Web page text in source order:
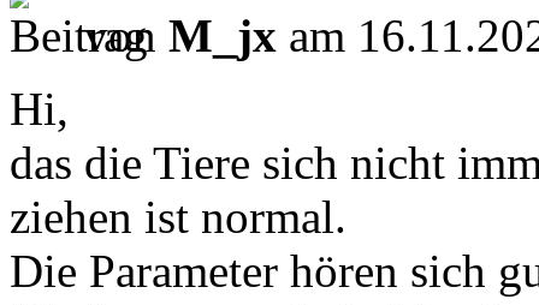
von M_jx am
Hi,
das die Tiere sich nicht
ziehen ist normal.
Die Parameter hören sich